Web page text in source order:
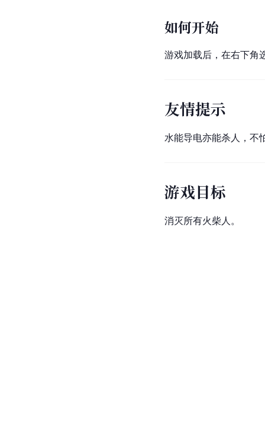
如何开始
游戏加载后，在右下角
友情提示
水能导电亦能杀人，不
游戏目标
消灭所有火柴人。